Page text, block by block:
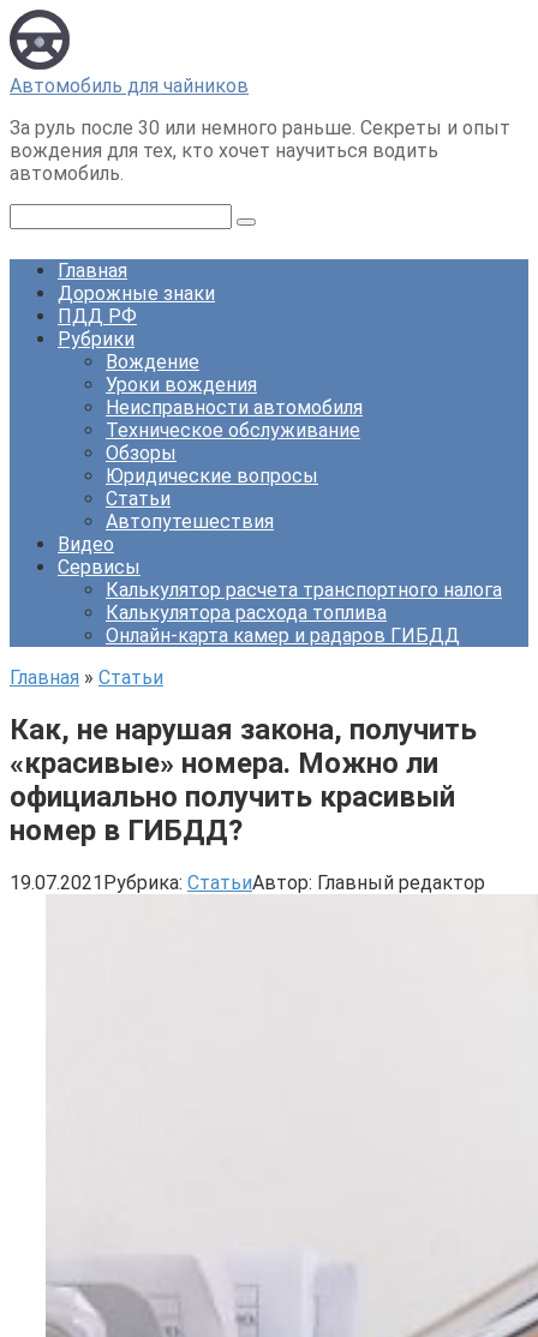
Перейти
к
контенту
Автомобиль для чайников
За руль после 30 или немного раньше. Секреты и опыт
вождения для тех, кто хочет научиться водить
автомобиль.
Главная
Дорожные знаки
ПДД РФ
Рубрики
Вождение
Уроки вождения
Неисправности автомобиля
Техническое обслуживание
Обзоры
Юридические вопросы
Статьи
Автопутешествия
Видео
Сервисы
Калькулятор расчета транспортного налога
Калькулятора расхода топлива
Онлайн-карта камер и радаров ГИБДД
Главная » Статьи
Как, не нарушая закона, получить
«красивые» номера. Можно ли
официально получить красивый
номер в ГИБДД?
19.07.2021Рубрика: СтатьиАвтор: Главный редактор